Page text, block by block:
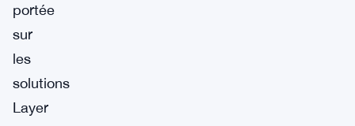
portée
sur
les
solutions
Layer